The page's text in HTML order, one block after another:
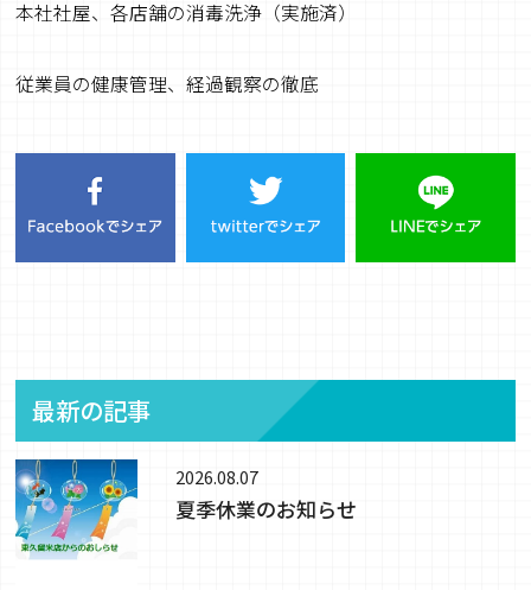
本社社屋、各店舗の消毒洗浄（実施済）
従業員の健康管理、経過観察の徹底
最新の記事
2026.08.07
夏季休業のお知らせ